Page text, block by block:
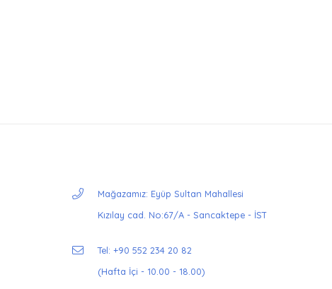
Mağazamız: Eyüp Sultan Mahallesi
Kızılay cad. No:67/A - Sancaktepe - İST
Tel: +90 552 234 20 82
(Hafta İçi - 10.00 - 18.00)